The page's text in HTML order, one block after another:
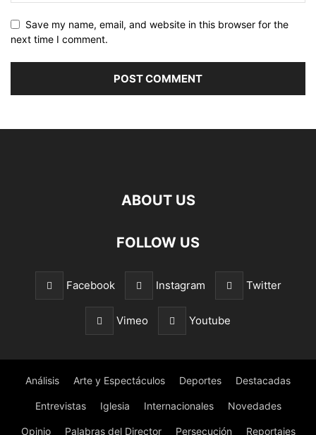
Save my name, email, and website in this browser for the
next time I comment.
ABOUT US
FOLLOW US
Facebook Instagram Twitter
Vimeo Youtube
Análisis Arte y Espectáculos Deportes Destacadas
Entrevistas Iglesia Internacionales Novedades
Opinio Palabras del Director Persecución Reportajes